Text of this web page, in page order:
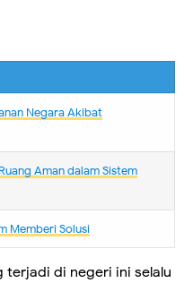
Negara Akibat
Aman dalam Sistem
Memberi Solusi
terjadi di negeri ini selalu